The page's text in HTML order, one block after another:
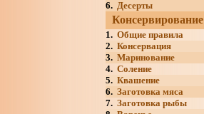
6. Десерты
Консервирование
1. Общие правила
2. Консервация
3. Маринование
4. Соление
5. Квашение
6. Заготовка мяса
7. Заготовка рыбы